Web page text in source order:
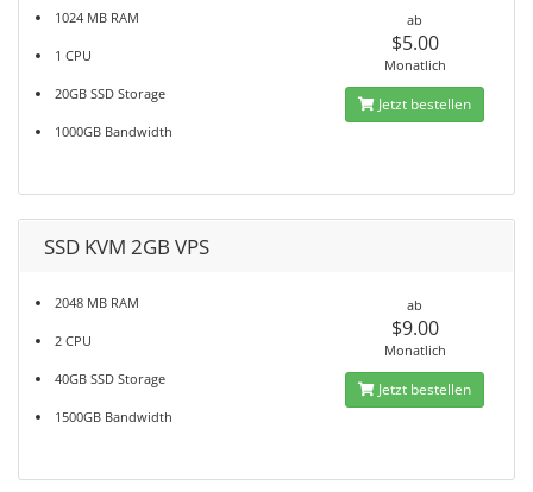
1024 MB RAM
1 CPU
20GB SSD Storage
1000GB Bandwidth
ab
$5.00
Monatlich
Jetzt bestellen
SSD KVM 2GB VPS
2048 MB RAM
2 CPU
40GB SSD Storage
1500GB Bandwidth
ab
$9.00
Monatlich
Jetzt bestellen